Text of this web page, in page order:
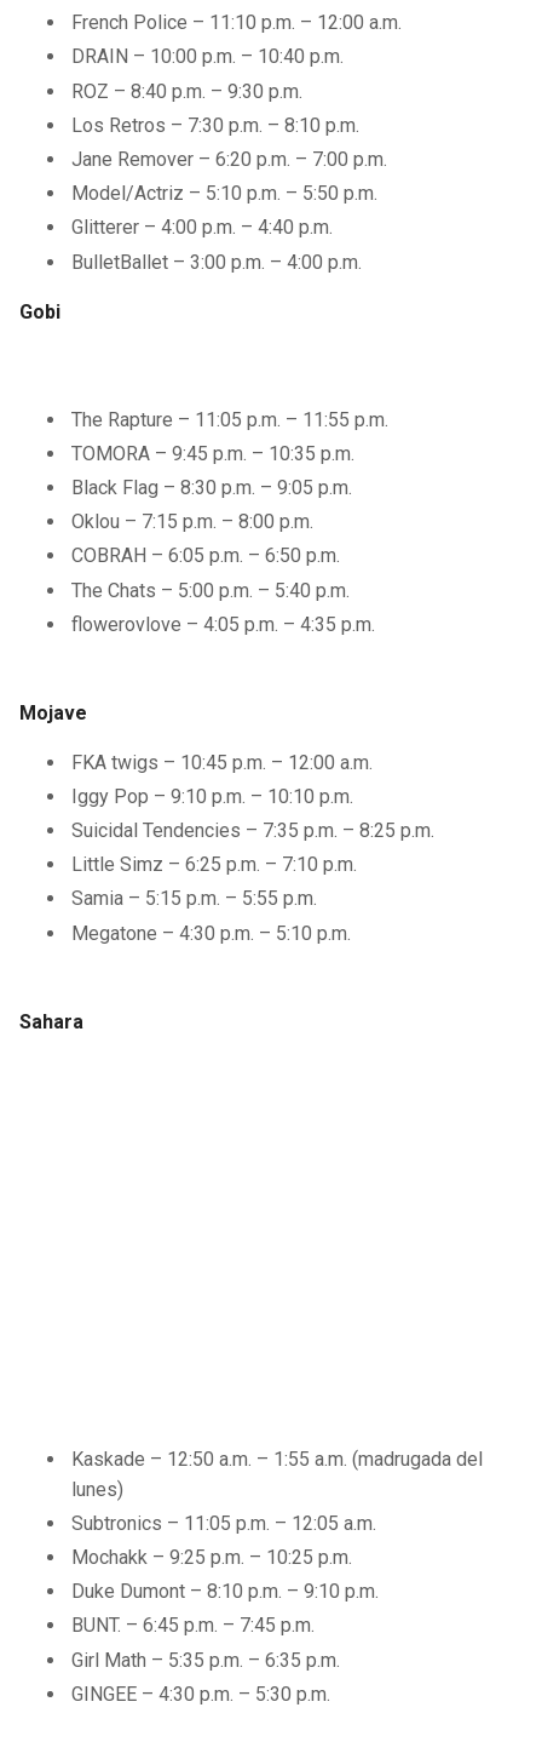
French Police – 11:10 p.m. – 12:00 a.m.
DRAIN – 10:00 p.m. – 10:40 p.m.
ROZ – 8:40 p.m. – 9:30 p.m.
Los Retros – 7:30 p.m. – 8:10 p.m.
Jane Remover – 6:20 p.m. – 7:00 p.m.
Model/Actriz – 5:10 p.m. – 5:50 p.m.
Glitterer – 4:00 p.m. – 4:40 p.m.
BulletBallet – 3:00 p.m. – 4:00 p.m.
Gobi
The Rapture – 11:05 p.m. – 11:55 p.m.
TOMORA – 9:45 p.m. – 10:35 p.m.
Black Flag – 8:30 p.m. – 9:05 p.m.
Oklou – 7:15 p.m. – 8:00 p.m.
COBRAH – 6:05 p.m. – 6:50 p.m.
The Chats – 5:00 p.m. – 5:40 p.m.
flowerovlove – 4:05 p.m. – 4:35 p.m.
Mojave
FKA twigs – 10:45 p.m. – 12:00 a.m.
Iggy Pop – 9:10 p.m. – 10:10 p.m.
Suicidal Tendencies – 7:35 p.m. – 8:25 p.m.
Little Simz – 6:25 p.m. – 7:10 p.m.
Samia – 5:15 p.m. – 5:55 p.m.
Megatone – 4:30 p.m. – 5:10 p.m.
Sahara
Kaskade – 12:50 a.m. – 1:55 a.m. (madrugada del
lunes)
Subtronics – 11:05 p.m. – 12:05 a.m.
Mochakk – 9:25 p.m. – 10:25 p.m.
Duke Dumont – 8:10 p.m. – 9:10 p.m.
BUNT. – 6:45 p.m. – 7:45 p.m.
Girl Math – 5:35 p.m. – 6:35 p.m.
GINGEE – 4:30 p.m. – 5:30 p.m.